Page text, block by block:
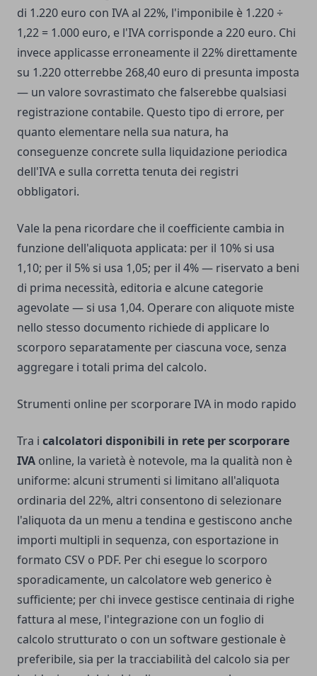
di 1.220 euro con IVA al 22%, l'imponibile è 1.220 ÷
1,22 = 1.000 euro, e l'IVA corrisponde a 220 euro. Chi
invece applicasse erroneamente il 22% direttamente
su 1.220 otterrebbe 268,40 euro di presunta imposta
— un valore sovrastimato che falserebbe qualsiasi
registrazione contabile. Questo tipo di errore, per
quanto elementare nella sua natura, ha
conseguenze concrete sulla liquidazione periodica
dell'IVA e sulla corretta tenuta dei registri
obbligatori.
Vale la pena ricordare che il coefficiente cambia in
funzione dell'aliquota applicata: per il 10% si usa
1,10; per il 5% si usa 1,05; per il 4% — riservato a beni
di prima necessità, editoria e alcune categorie
agevolate — si usa 1,04. Operare con aliquote miste
nello stesso documento richiede di applicare lo
scorporo separatamente per ciascuna voce, senza
aggregare i totali prima del calcolo.
Strumenti online per scorporare IVA in modo rapido
Tra i calcolatori disponibili in rete per scorporare
IVA online, la varietà è notevole, ma la qualità non è
uniforme: alcuni strumenti si limitano all'aliquota
ordinaria del 22%, altri consentono di selezionare
l'aliquota da un menu a tendina e gestiscono anche
importi multipli in sequenza, con esportazione in
formato CSV o PDF. Per chi esegue lo scorporo
sporadicamente, un calcolatore web generico è
sufficiente; per chi invece gestisce centinaia di righe
fattura al mese, l'integrazione con un foglio di
calcolo strutturato o con un software gestionale è
preferibile, sia per la tracciabilità del calcolo sia per